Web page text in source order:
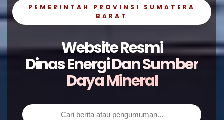
PEMERINTAH PROVINSI SUMATERA
BARAT
Website Resmi
Dinas Energi Dan Sumber
Daya Mineral